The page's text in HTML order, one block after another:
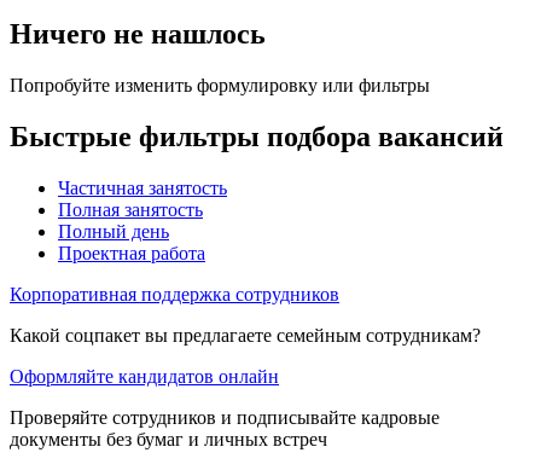
Ничего не нашлось
Попробуйте изменить формулировку или фильтры
Быстрые фильтры подбора вакансий
Частичная занятость
Полная занятость
Полный день
Проектная работа
Корпоративная поддержка сотрудников
Какой соцпакет вы предлагаете семейным сотрудникам?
Оформляйте кандидатов онлайн
Проверяйте сотрудников и подписывайте кадровые
документы без бумаг и личных встреч